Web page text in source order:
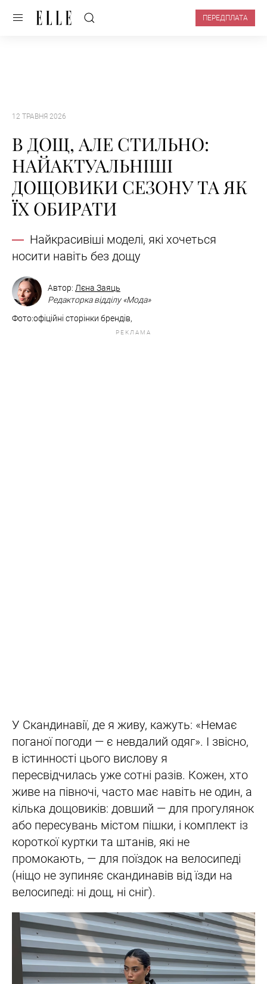
ПЕРЕДПЛАТА
12 ТРАВНЯ 2026
В ДОЩ, АЛЕ СТИЛЬНО:
НАЙАКТУАЛЬНІШІ
ДОЩОВИКИ СЕЗОНУ ТА ЯК
ЇХ ОБИРАТИ
Найкрасивіші моделі, які хочеться
носити навіть без дощу
Автор: Лєна Заяць
Редакторка відділу «Мода»
Фото:офіційні сторінки брендів,
РЕКЛАМА
У Скандинавії, де я живу, кажуть: «Немає
поганої погоди — є невдалий одяг». І звісно,
в істинності цього вислову я
пересвідчилась уже сотні разів. Кожен, хто
живе на півночі, часто має навіть не один, а
кілька дощовиків: довший — для прогулянок
або пересувань містом пішки, і комплект із
короткої куртки та штанів, які не
промокають, — для поїздок на велосипеді
(ніщо не зупиняє скандинавів від їзди на
велосипеді: ні дощ, ні сніг).